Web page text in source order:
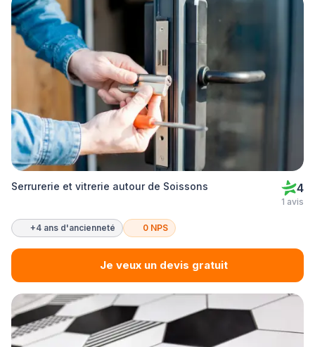
Serrurerie et vitrerie autour de Soissons 4
1 avis
+4 ans d'ancienneté 0 NPS
Je veux un devis gratuit